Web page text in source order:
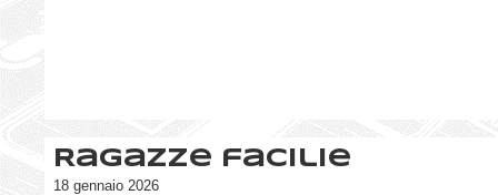
Ragazze facilie
18 gennaio 2026